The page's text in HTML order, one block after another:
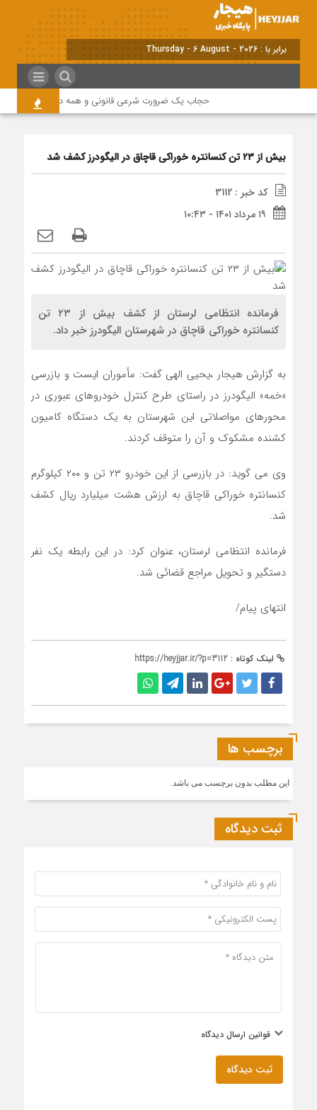
برابر با : Thursday - 6 August - 2026
حجاب یک ضرورت شرعی قانونی و همه در این زمینه
بیش از ۲۳ تن کنسانتره خوراکی قاچاق در الیگودرز کشف شد
کد خبر : 3112
۱۹ مرداد ۱۴۰۱ - ۱۰:۴۳
فرمانده انتظامی لرستان از کشف بیش از ۲۳ تن
کنسانتره خوراکی قاچاق در شهرستان الیگودرز خبر داد.
به گزارش هیجار ،یحیی الهی گفت: مأموران ایست و بازرسی
«خمه» الیگودرز در راستای طرح کنترل خودروهای عبوری در
محورهای مواصلاتی این شهرستان به یک دستگاه کامیون
کشنده مشکوک و آن را متوقف کردند.
وی می گوید: در بازرسی از این خودرو ۲۳ تن و ۲۰۰ کیلوگرم
کنسانتره خوراکی قاچاق به ارزش هشت میلیارد ریال کشف
شد.
فرمانده انتظامی لرستان، عنوان کرد: در این رابطه یک نفر
دستگیر و تحویل مراجع قضائی شد.
انتهای پیام/
لینک کوتاه : https://heyjjar.ir/?p=3112
برچسب ها
این مطلب بدون برچسب می باشد.
ثبت دیدگاه
قوانین ارسال دیدگاه
ثبت دیدگاه